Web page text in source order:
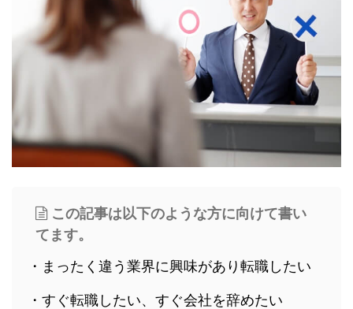
この記事は以下のような方に向けて書い
てます。
・まったく違う業界に興味があり転職したい
・すぐ転職したい、すぐ会社を辞めたい